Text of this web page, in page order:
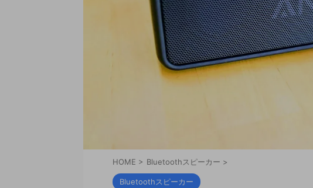
HOME > Bluetoothスピーカー >
Bluetoothスピーカー